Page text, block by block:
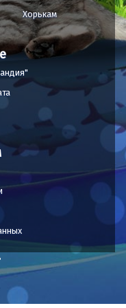
Хорькам